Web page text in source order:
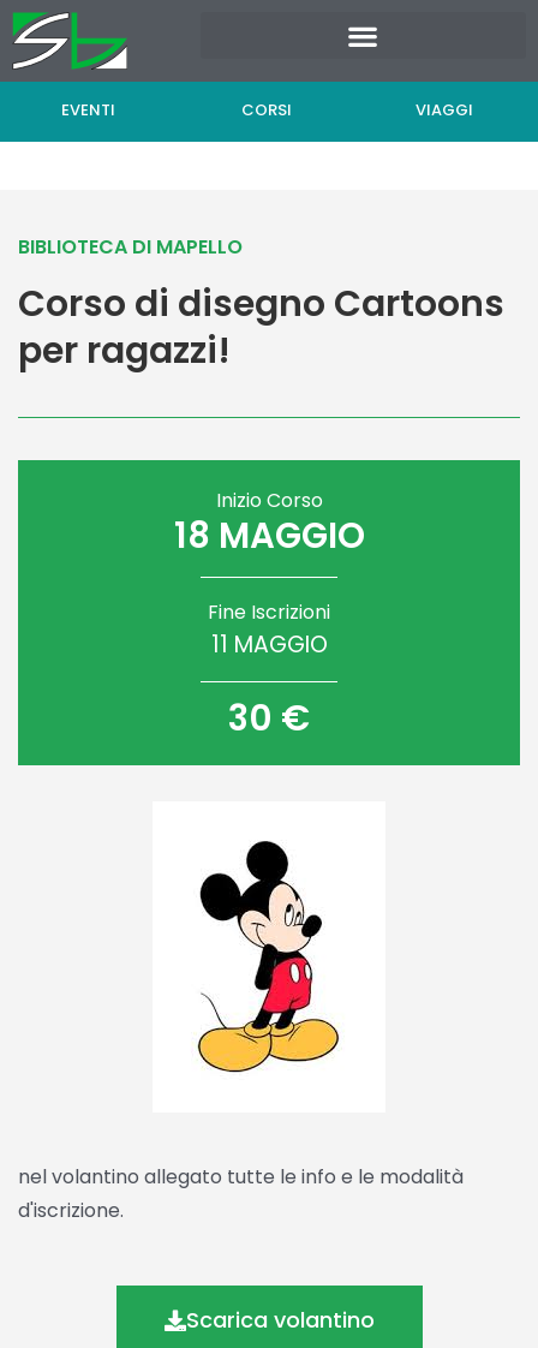
Vai
al
contenuto
EVENTI CORSI VIAGGI
BIBLIOTECA DI MAPELLO
Corso di disegno Cartoons
per ragazzi!
Inizio Corso
18 MAGGIO
Fine Iscrizioni
11 MAGGIO
30 €
nel volantino allegato tutte le info e le modalità
d'iscrizione.
Scarica volantino